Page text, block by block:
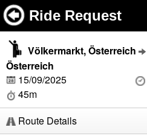
Ride Request
Völkermarkt, Österreich
Österreich
15/09/2025
45m
Route Details